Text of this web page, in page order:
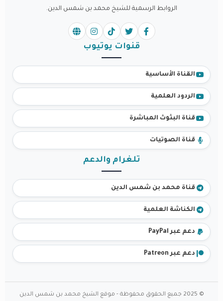
الروابط الرسمية للشيخ محمد بن شمس الدين.
قنوات يوتيوب
القناة الأساسية
الردود العلمية
قناة البثوث المباشرة
قناة الصوتيات
تلغرام والدعم
قناة محمد بن شمس الدين
الكناشة العلمية
دعم عبر PayPal
دعم عبر Patreon
© 2025 جميع الحقوق محفوظة - موقع الشيخ محمد بن شمس الدين